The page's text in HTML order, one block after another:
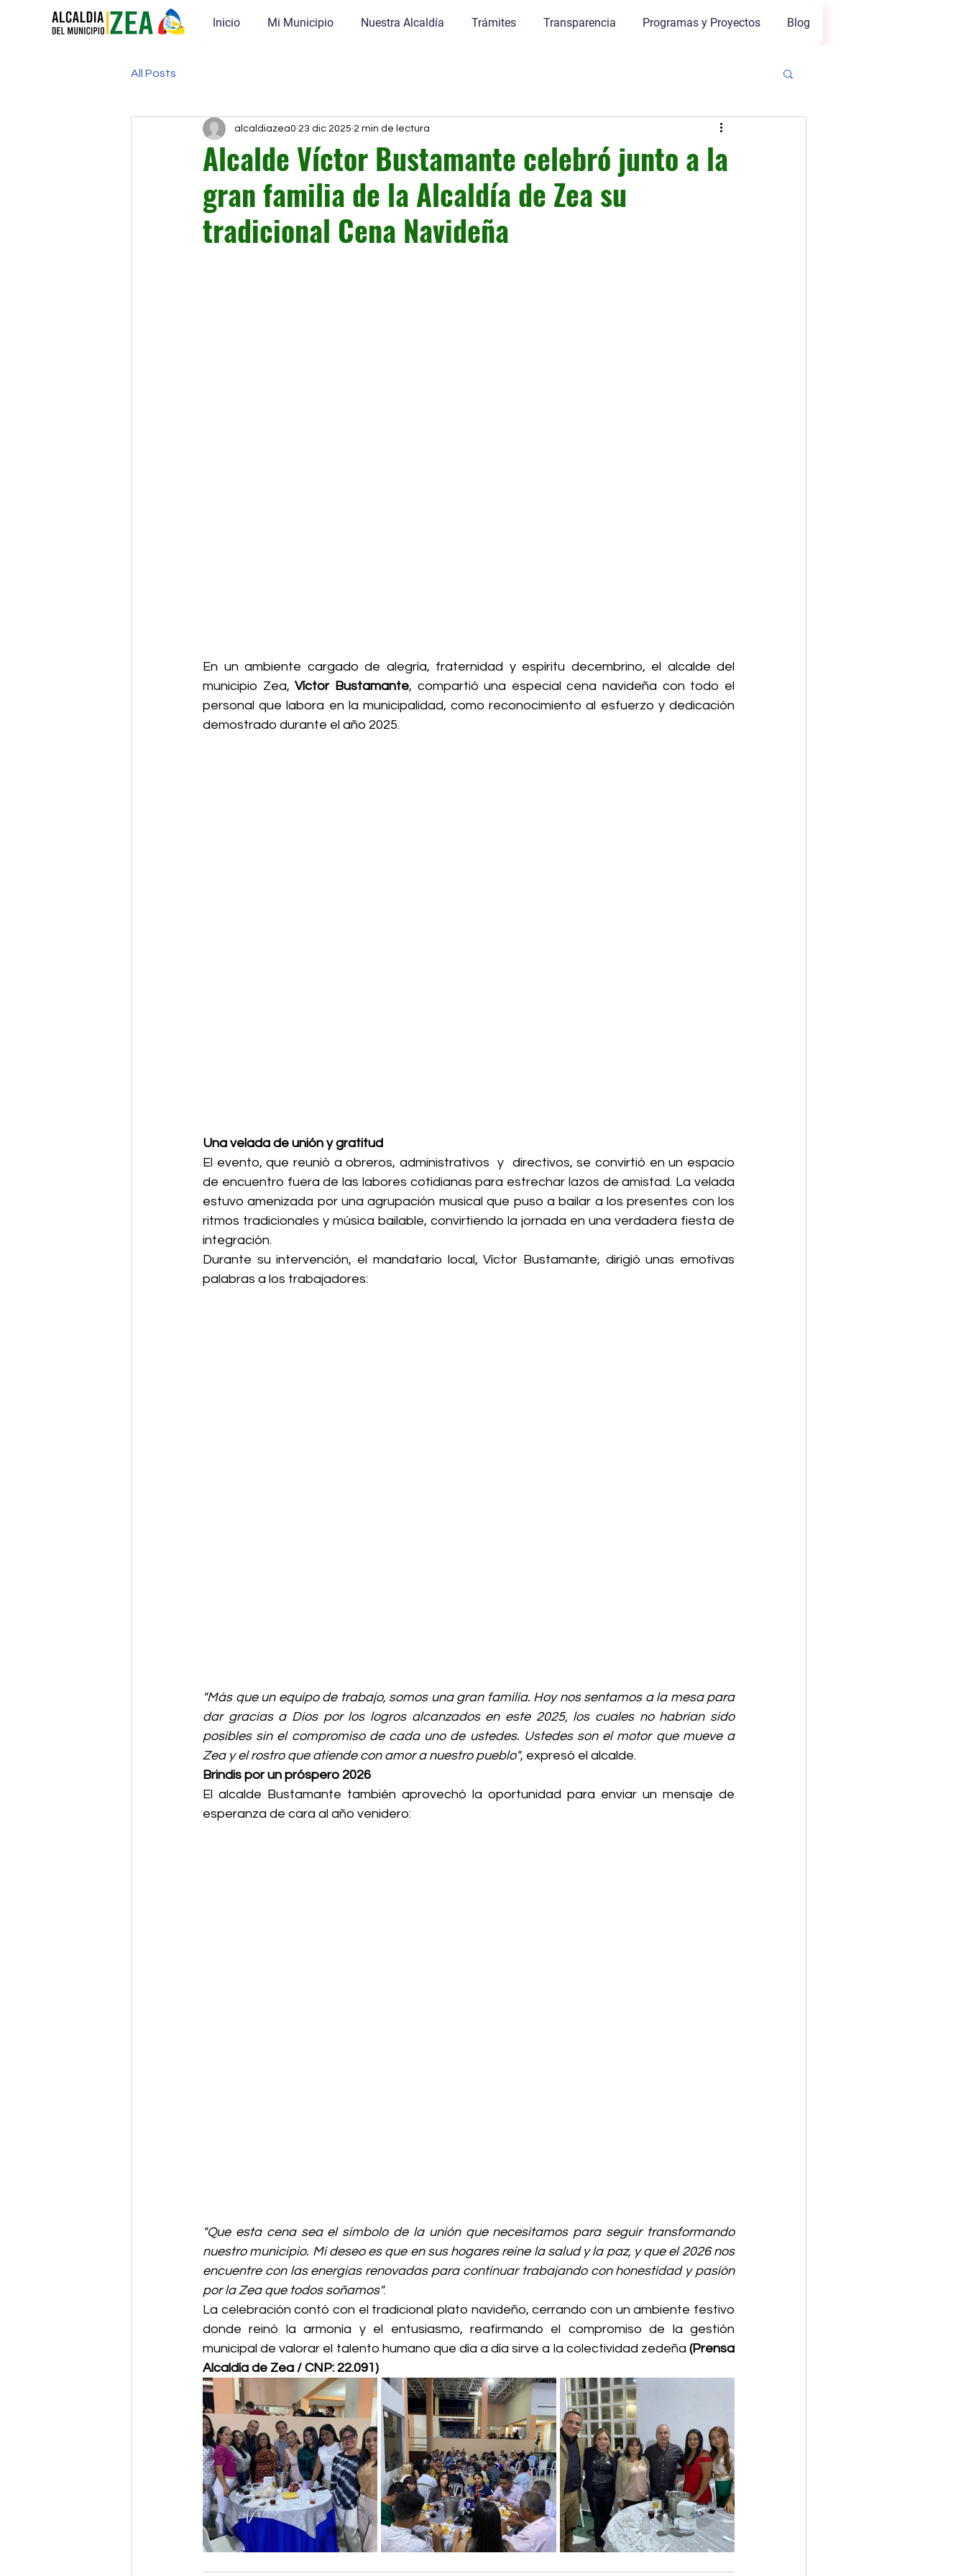
Inicio Mi Municipio Nuestra Alcaldía Trámites Transparencia Programas y Proyectos Blog
All Posts
Alcalde Víctor Bustamante celebró junto a la
gran familia de la Alcaldía de Zea su
tradicional Cena Navideña
alcaldiazea0 23 dic 2025 2 min de lectura
En un ambiente cargado de alegría, fraternidad y espíritu decembrino, el alcalde del
municipio Zea, Víctor Bustamante, compartió una especial cena navideña con todo el
personal que labora en la municipalidad, como reconocimiento al esfuerzo y dedicación
demostrado durante el año 2025.
Una velada de unión y gratitud
El evento, que reunió a obreros, administrativos  y  directivos, se convirtió en un espacio
de encuentro fuera de las labores cotidianas para estrechar lazos de amistad. La velada
estuvo amenizada por una agrupación musical que puso a bailar a los presentes con los
ritmos tradicionales y música bailable, convirtiendo la jornada en una verdadera fiesta de
integración.
Durante su intervención, el mandatario local, Víctor Bustamante, dirigió unas emotivas
palabras a los trabajadores:
"Más que un equipo de trabajo, somos una gran familia. Hoy nos sentamos a la mesa para
dar gracias a Dios por los logros alcanzados en este 2025, los cuales no habrían sido
posibles sin el compromiso de cada uno de ustedes. Ustedes son el motor que mueve a
Zea y el rostro que atiende con amor a nuestro pueblo", expresó el alcalde.
Brindis por un próspero 2026
El alcalde Bustamante también aprovechó la oportunidad para enviar un mensaje de
esperanza de cara al año venidero:
"Que esta cena sea el símbolo de la unión que necesitamos para seguir transformando
nuestro municipio. Mi deseo es que en sus hogares reine la salud y la paz, y que el 2026 nos
encuentre con las energías renovadas para continuar trabajando con honestidad y pasión
por la Zea que todos soñamos".
La celebración contó con el tradicional plato navideño, cerrando con un ambiente festivo
donde reinó la armonía y el entusiasmo, reafirmando el compromiso de la gestión
municipal de valorar el talento humano que día a día sirve a la colectividad zedeña (Prensa
Alcaldía de Zea / CNP: 22.091)